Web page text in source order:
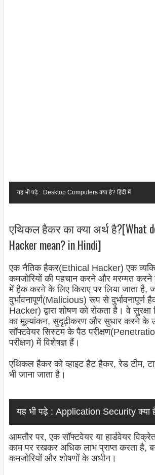
यह भी पढ़े : Desktop Computers क्या है? हिंदी में
एथिकल हैकर का क्या अर्थ है?[What
Hacker mean? in Hindi]
एक नैतिक हैकर(Ethical Hacker) एक
कमजोरियों की पहचान करने और मरम्मत
में हैक करने के लिए किराए पर लिया जाता है,
दुर्भावनापूर्ण(Malicious) रूप से दुर्भावनापूर्ण
Hacker) द्वारा शोषण को रोकता है। वे सुरक्षा
का मूल्यांकन, सुदृढ़ीकरण और सुधार करने के
सॉफ्टवेयर सिस्टम के पैठ
परीक्षण) में विशेषज्ञ हैं।
एथिकल हैकर को व्हाइट हैट हैकर, रेड टीम,
भी जाना जाता है।
यह भी पढ़े : Application Security क्या
आमतौर पर, एक सॉफ्टवेयर या हार्डवेयर
काम पर रखकर अधिक लाभ प्राप्त करता है,
कमजोरियों और शोषणों के अधीन।